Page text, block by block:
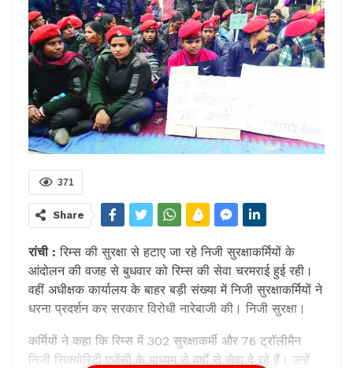
371
Share
रांची : रिम्स की सुरक्षा से हटाए जा रहे निजी सुरक्षाकर्मियों के
आंदोलन की वजह से बुधवार को रिम्स की सेवा चरमराई हुई रही।
वहीं अधीक्षक कार्यालय के बाहर बड़ी संख्या में निजी सुरक्षाकर्मियों ने
धरना प्रदर्शन कर सरकार विरोधी नारेबाजी की। निजी सुरक्षा।
कर्मियों ने कहा कि रिम्स में 302 सुरक्षाकर्मी और 76 ट्रॉलीमैन
निजी सिक्योरिटी एजेंसी के माध्यम से वर्षों से सेवा दे रहे हैं। उन्हें